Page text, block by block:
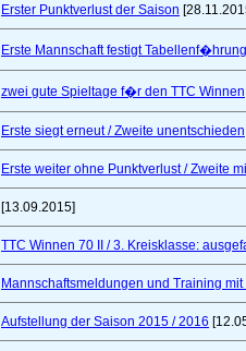
Erster Punktverlust der Saison
Erste Mannschaft festigt
zwei gute Spieltage f�r den TTC Winnen
Erste siegt erneut / Zweite unentschieden
Erste weiter ohne Punktverlust / Zweite
[13.09.2015]
TTC Winnen 70 II / 3. Kreisklasse:
Mannschaftsmeldungen und Training
Aufstellung der Saison 2015 / 2016